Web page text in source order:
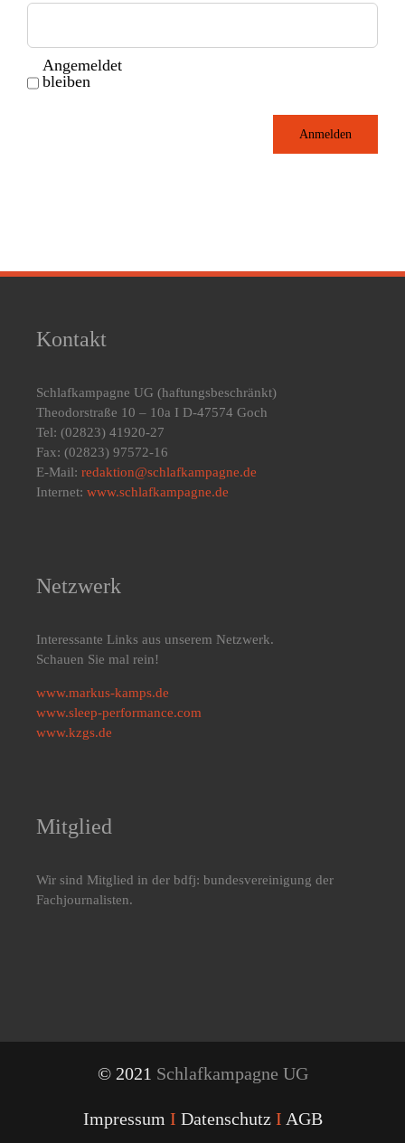
Angemeldet
bleiben
Anmelden
Kontakt
Schlafkampagne UG (haftungsbeschränkt)
Theodorstraße 10 – 10a I D-47574 Goch
Tel: (02823) 41920-27
Fax: (02823) 97572-16
E-Mail: redaktion@schlafkampagne.de
Internet: www.schlafkampagne.de
Netzwerk
Interessante Links aus unserem Netzwerk.
Schauen Sie mal rein!
www.markus-kamps.de
www.sleep-performance.com
www.kzgs.de
Mitglied
Wir sind Mitglied in der bdfj: bundesvereinigung der
Fachjournalisten.
© 2021 Schlafkampagne UG
Impressum I Datenschutz I AGB